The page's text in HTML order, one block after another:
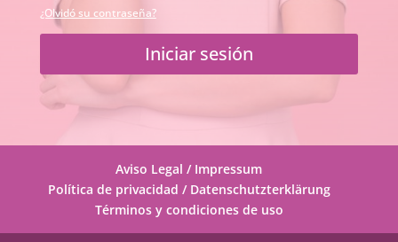
¿Olvidó su contraseña?
Iniciar sesión
Aviso Legal / Impressum
Política de privacidad / Datenschutzterklärung
Términos y condiciones de uso